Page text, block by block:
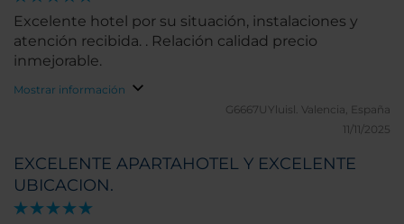
Excelente hotel por su situación, instalaciones y
atención recibida. . Relación calidad precio
inmejorable.
Mostrar información
G6667UYluisl. Valencia, España
11/11/2025
EXCELENTE APARTAHOTEL Y EXCELENTE
UBICACION.